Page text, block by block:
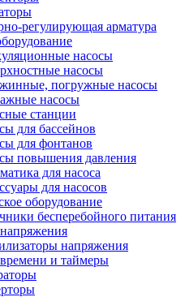
регулирующая арматура
насосы
насосы
погружные насосы
насосы
станции
для бассейнов
для фонтанов
повышения давления
для насоса
для насосов
оборудование
бесперебойного питания
напряжения
и таймеры